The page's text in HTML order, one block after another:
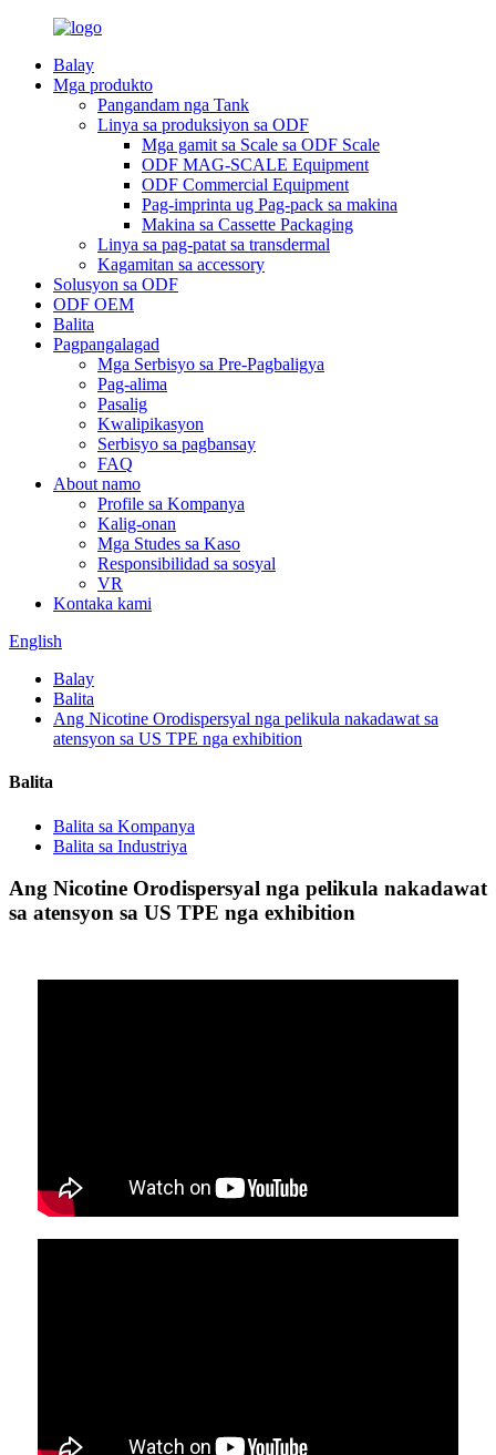
Balay
Mga produkto
Pangandam nga Tank
Linya sa produksiyon sa ODF
Mga gamit sa Scale sa ODF Scale
ODF MAG-SCALE Equipment
ODF Commercial Equipment
Pag-imprinta ug Pag-pack sa makina
Makina sa Cassette Packaging
Linya sa pag-patat sa transdermal
Kagamitan sa accessory
Solusyon sa ODF
ODF OEM
Balita
Pagpangalagad
Mga Serbisyo sa Pre-Pagbaligya
Pag-alima
Pasalig
Kwalipikasyon
Serbisyo sa pagbansay
FAQ
About namo
Profile sa Kompanya
Kalig-onan
Mga Studes sa Kaso
Responsibilidad sa sosyal
VR
Kontaka kami
English
Balay
Balita
Ang Nicotine Orodispersyal nga pelikula nakadawat sa
atensyon sa US TPE nga exhibition
Balita
Balita sa Kompanya
Balita sa Industriya
Ang Nicotine Orodispersyal nga pelikula nakadawat
sa atensyon sa US TPE nga exhibition